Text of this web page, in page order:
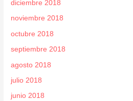
diciembre 2018
noviembre 2018
octubre 2018
septiembre 2018
agosto 2018
julio 2018
junio 2018